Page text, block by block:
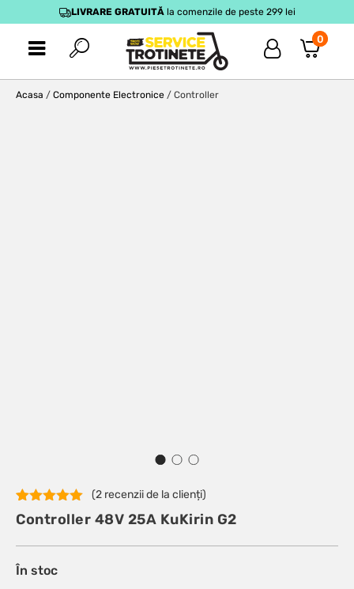
LIVRARE GRATUITĂla comenzile de peste 299 lei
0
Acasa / Componente Electronice / Controller
Evaluat la
5.00din 5
2
la clienți
(2 recenzii de la clienți)
Controller 48V 25A KuKirin G2
În stoc